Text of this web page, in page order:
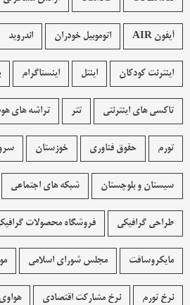
آیفون AIR اتوموبیل خودران اندروید
اینترنت کودکان اینتل اینستاگرام
تاکسی های اینترنتی تتر تراشه های
تورم حقوق فناوری خوزستان
سیستان و بلوچستان شبکه های اجتماعی
طراحی گرافیکی فروشگاه محصولات
مایکروسافت مجلس شورای اسلامی
نرخ تورم نرخ مشارکت اقتصادی هواوی